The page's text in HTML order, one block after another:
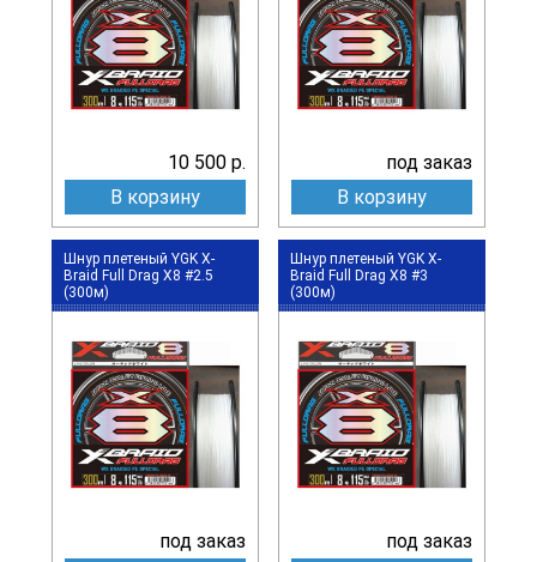
10 500 р.
В корзину
под заказ
В корзину
Шнур плетеный YGK X-
Braid Full Drag X8 #2.5
(300м)
под заказ
Шнур плетеный YGK X-
Braid Full Drag X8 #3
(300м)
под заказ